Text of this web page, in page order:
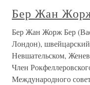
Бер Жан
Бер Жан Жорж Бер
Лондон), швейцарский
Невшательском,
Член
Международного